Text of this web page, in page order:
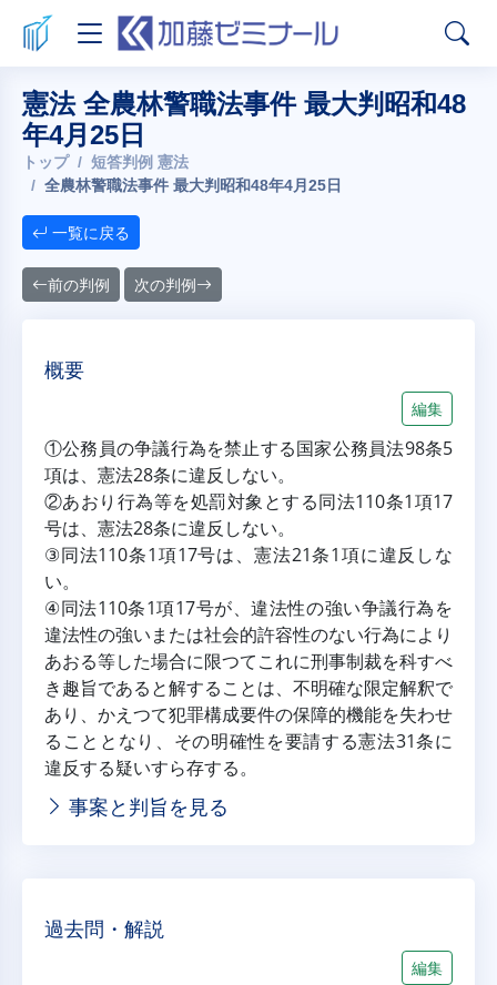
憲法 全農林警職法事件 最大判昭和48
年4月25日
トップ
短答判例 憲法
全農林警職法事件 最大判昭和48年4月25日
一覧に戻る
前の判例 次の判例
概要
編集
①公務員の争議行為を禁止する国家公務員法98条5
項は、憲法28条に違反しない。
②あおり行為等を処罰対象とする同法110条1項17
号は、憲法28条に違反しない。
③同法110条1項17号は、憲法21条1項に違反しな
い。
④同法110条1項17号が、違法性の強い争議行為を
違法性の強いまたは社会的許容性のない行為により
あおる等した場合に限つてこれに刑事制裁を科すべ
き趣旨であると解することは、不明確な限定解釈で
あり、かえつて犯罪構成要件の保障的機能を失わせ
ることとなり、その明確性を要請する憲法31条に
違反する疑いすら存する。
事案と判旨を見る
過去問・解説
編集